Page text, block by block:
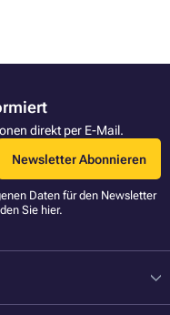
direkt per E-Mail.
Newsletter Abonnieren
Daten für den Newsletter
Sie hier.